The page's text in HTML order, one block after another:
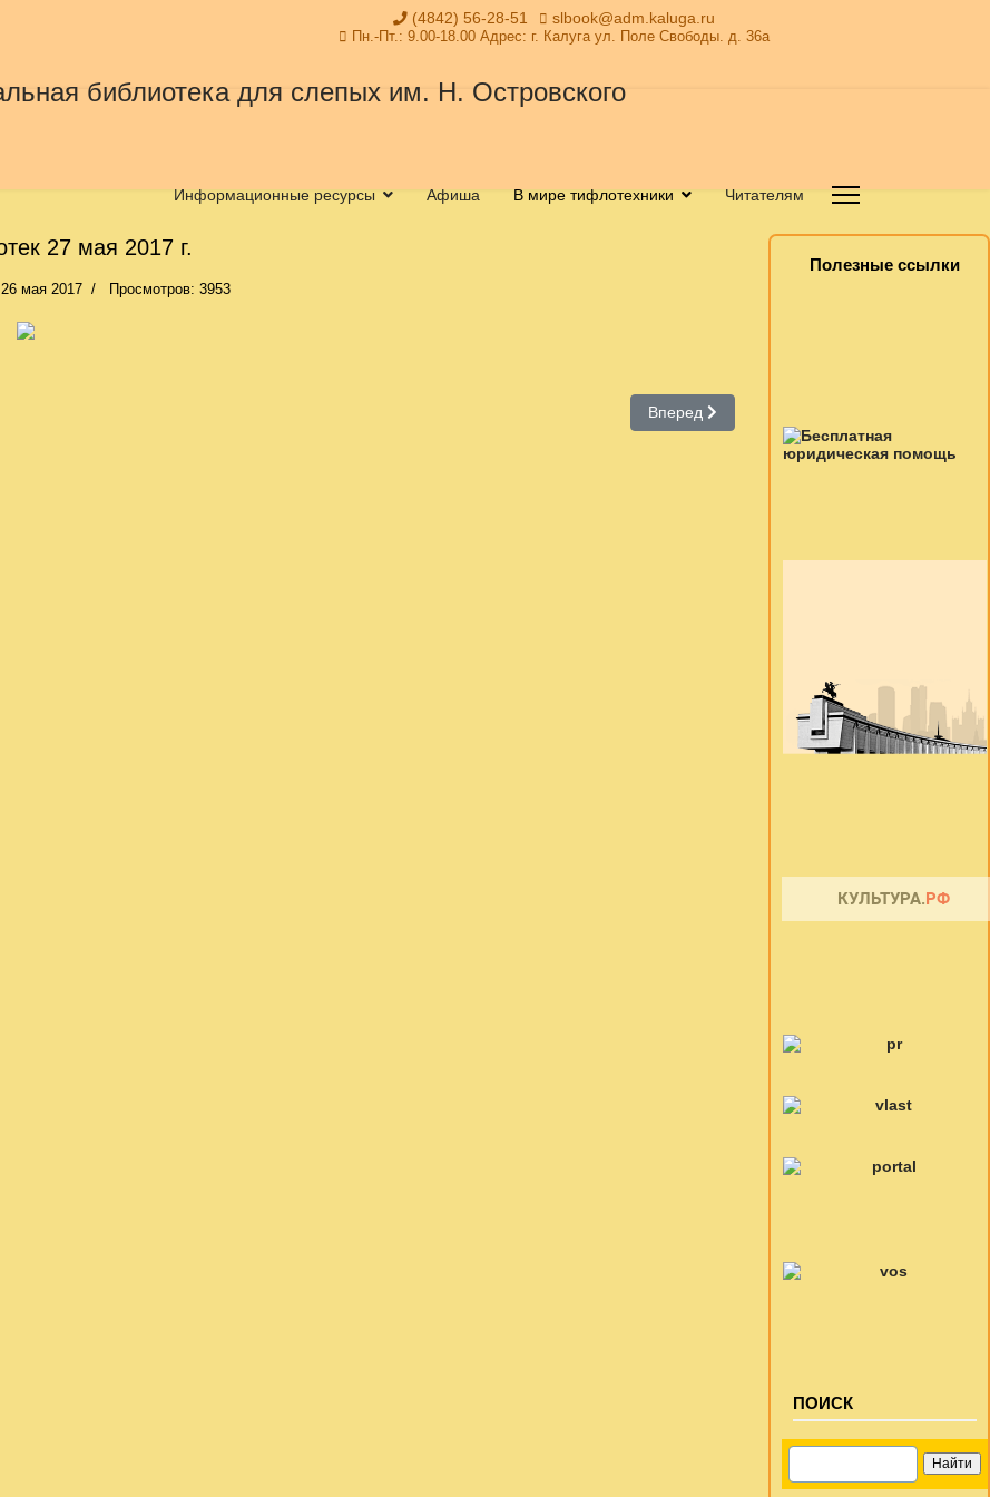
(4842) 56-28-51 slbook@adm.kaluga.ru
Пн.-Пт.: 9.00-18.00 Адрес: г. Калуга ул. Поле Свободы. д. 36а
Информационные ресурсы Афиша В мире тифлотехники Читателям
27 мая 2017 г.
26 мая 2017 Просмотров: 3953
я годовщина со дня рождения А.С.Пушкина Следующий: Руководители
Вперед
Полезные ссылки
ПОИСК